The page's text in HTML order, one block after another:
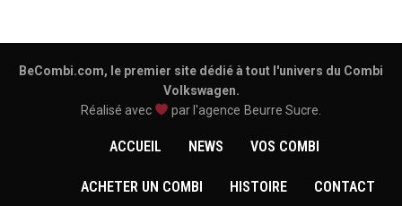
BeCombi.com, le premier site dédié à tout l'univers du Combi
Volkswagen.
Réalisé avec
par l'agence Beurre Sucre
ACCUEIL NEWS VOS COMBI
ACHETER UN COMBI HISTOIRE CONTACT